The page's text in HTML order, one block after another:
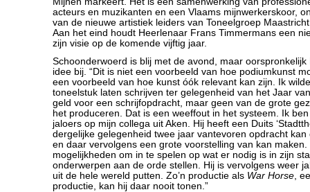
acteurs en muzikanten en een Vlaams mijnwerkerskoor,
van de nieuwe artistiek leiders van Toneelgroep
Aan het eind houdt Heerlenaar Frans Timmermans een
zijn visie op de komende vijftig jaar.
Schoonderwoerd is blij met de avond, maar
idee bij. “Dit is niet een voorbeeld van hoe podiumkunst
een voorbeeld van hoe kunst óók relevant kan zijn. Ik
toneelstuk laten schrijven ter gelegenheid van het Jaar
geld voor een schrijfopdracht, maar geen van de grote
het produceren. Dat is een weeffout in het systeem. Ik
jaloers op mijn collega uit Aken. Hij heeft een Duits
dergelijke gelegenheid twee jaar vantevoren opdracht
en daar vervolgens een grote voorstelling van kan
mogelijkheden om in te spelen op wat er nodig is in zijn
onderwerpen aan de orde stellen. Hij is vervolgens weer
uit de hele wereld putten. Zo’n productie als War Horse,
productie, kan hij daar nooit tonen.”